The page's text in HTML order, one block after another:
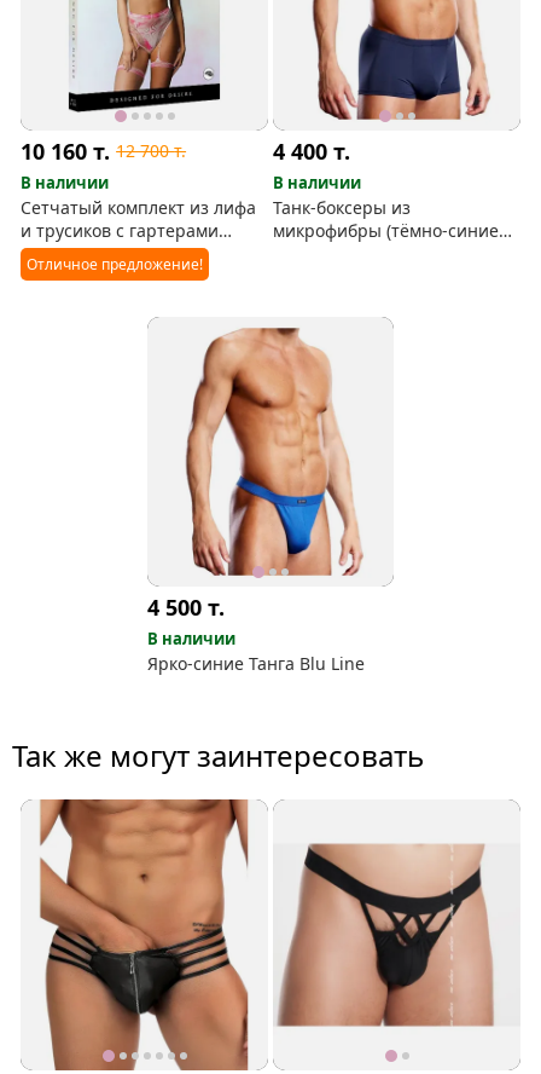
10 160т. 12 700т.
В наличии
Сетчатый комплект из лифа
и трусиков с гартерами
(плюс блестящие наклейки)
Отличное предложение!
4 400т.
В наличии
Танк-боксеры из
микрофибры (тёмно-синие
4 500 т.
В наличии
Ярко-синие Танга Blu Line
Так же могут заинтересовать